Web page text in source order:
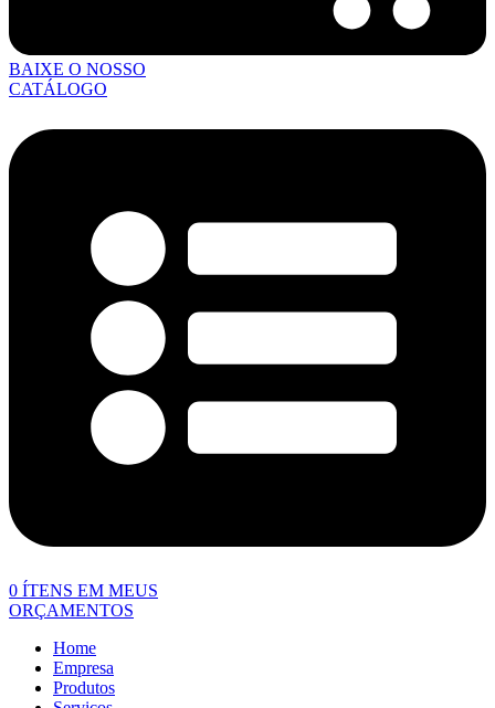
BAIXE O NOSSO
CATÁLOGO
0 ÍTENS EM MEUS
ORÇAMENTOS
Home
Empresa
Produtos